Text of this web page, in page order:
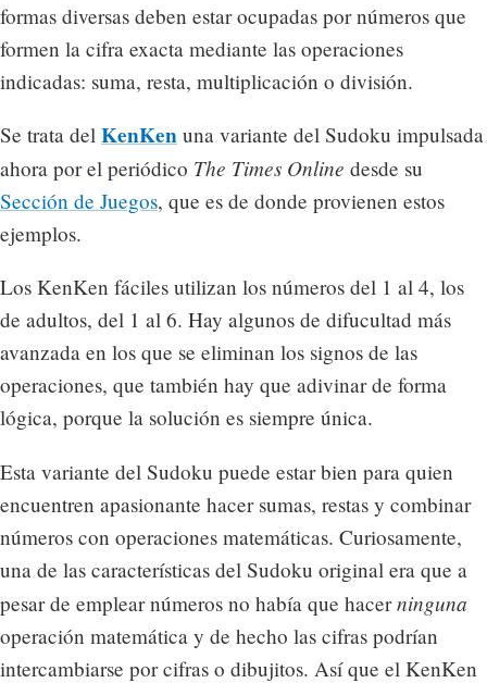
formas diversas deben estar ocupadas por números que
formen la cifra exacta mediante las operaciones
indicadas: suma, resta, multiplicación o división.
Se trata del KenKen una variante del Sudoku impulsada
ahora por el periódico The Times Online desde su
Sección de Juegos, que es de donde provienen estos
ejemplos.
Los KenKen fáciles utilizan los números del 1 al 4, los
de adultos, del 1 al 6. Hay algunos de difucultad más
avanzada en los que se eliminan los signos de las
operaciones, que también hay que adivinar de forma
lógica, porque la solución es siempre única.
Esta variante del Sudoku puede estar bien para quien
encuentren apasionante hacer sumas, restas y combinar
números con operaciones matemáticas. Curiosamente,
una de las características del Sudoku original era que a
pesar de emplear números no había que hacerninguna
operación matemática y de hecho las cifras podrían
intercambiarse por cifras o dibujitos. Así que el KenKen